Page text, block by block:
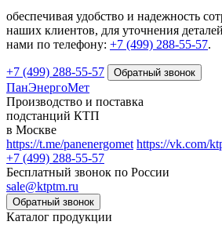
обеспечивая удобство и надежность
наших клиентов, для уточнения
нами по телефону: +7 (499) 288-55-57.
+7 (499) 288-55-57
ПанЭнергоМет
Производство и поставка
подстанций КТП
в Москве
https://t.me/panenergomet https://vk.com/
+7 (499) 288-55-57
Бесплатный звонок по России
sale@ktptm.ru
Каталог продукции